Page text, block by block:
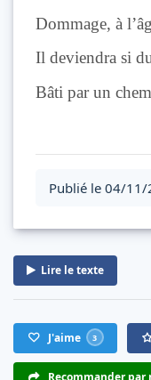
Dommage, à
Il deviendra si
Bâti par un
Publié le 04/11/
Lire le texte
J'aime 3
Recommander par